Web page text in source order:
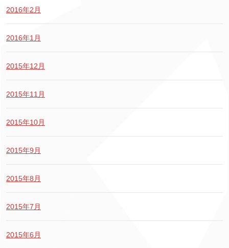
2016年2月
2016年1月
2015年12月
2015年11月
2015年10月
2015年9月
2015年8月
2015年7月
2015年6月